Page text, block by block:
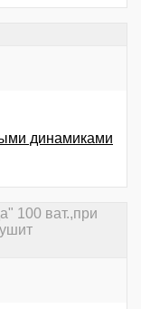
динамиками
100 ват.,при